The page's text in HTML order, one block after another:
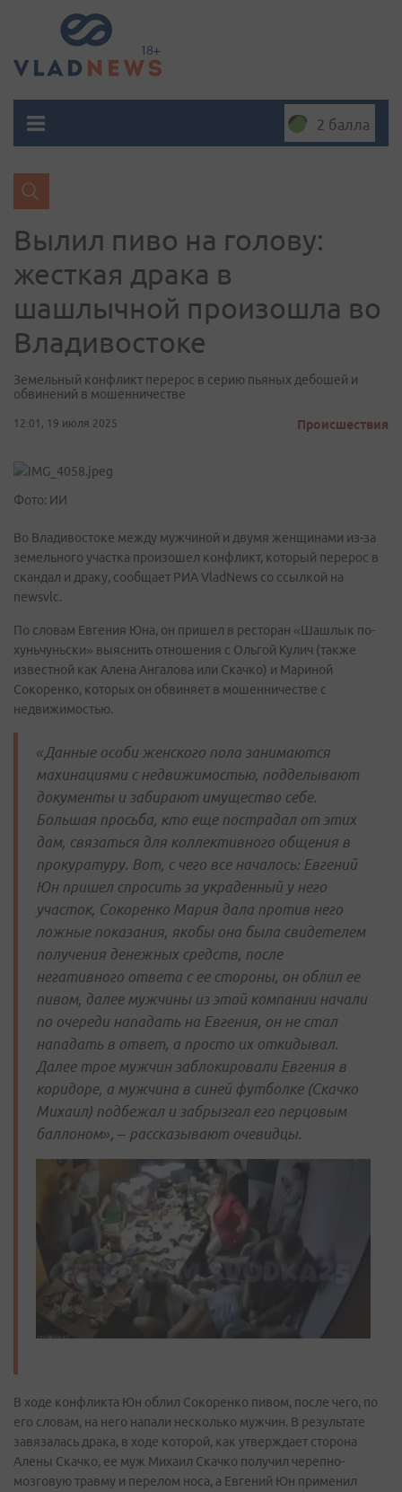
2 балла
Вылил пиво на голову:
жесткая драка в
шашлычной произошла во
Владивостоке
Земельный конфликт перерос в серию пьяных дебошей и
обвинений в мошенничестве
12:01, 19 июля 2025 Происшествия
Фото: ИИ
Во Владивостоке между мужчиной и двумя женщинами из-за
земельного участка произошел конфликт, который перерос в
скандал и драку, сообщает РИА VladNews со ссылкой на
newsvlc.
По словам Евгения Юна, он пришел в ресторан «Шашлык по-
хуньчуньски» выяснить отношения с Ольгой Кулич (также
известной как Алена Ангалова или Скачко) и Мариной
Сокоренко, которых он обвиняет в мошенничестве с
недвижимостью.
«Данные особи женского пола занимаются
махинациями с недвижимостью, подделывают
документы и забирают имущество себе.
Большая просьба, кто еще пострадал от этих
дам, связаться для коллективного общения в
прокуратуру. Вот, с чего все началось: Евгений
Юн пришел спросить за украденный у него
участок, Сокоренко Мария дала против него
ложные показания, якобы она была свидетелем
получения денежных средств, после
негативного ответа с ее стороны, он облил ее
пивом, далее мужчины из этой компании начали
по очереди нападать на Евгения, он не стал
нападать в ответ, а просто их откидывал.
Далее трое мужчин заблокировали Евгения в
коридоре, а мужчина в синей футболке (Скачко
Михаил) подбежал и забрызгал его перцовым
баллоном», – рассказывают очевидцы.
В ходе конфликта Юн облил Сокоренко пивом, после чего, по
его словам, на него напали несколько мужчин. В результате
завязалась драка, в ходе которой, как утверждает сторона
Алены Скачко, ее муж Михаил Скачко получил черепно-
мозговую травму и перелом носа, а Евгений Юн применил